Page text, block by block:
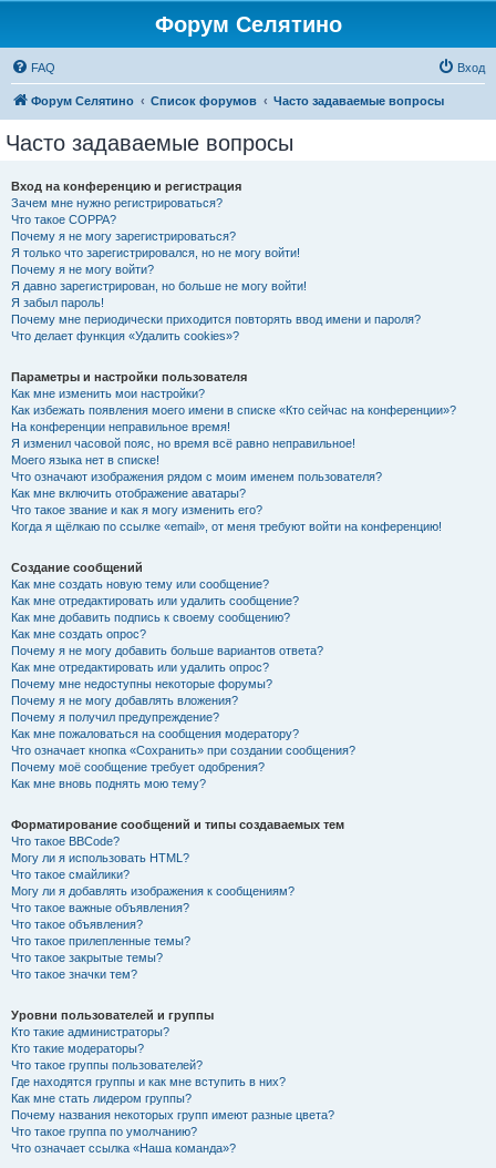
Форум Селятино
FAQ Вход
Форум Селятино Список форумов Часто задаваемые вопросы
Часто задаваемые вопросы
Вход на конференцию и регистрация
Зачем мне нужно регистрироваться?
Что такое COPPA?
Почему я не могу зарегистрироваться?
Я только что зарегистрировался, но не могу войти!
Почему я не могу войти?
Я давно зарегистрирован, но больше не могу войти!
Я забыл пароль!
Почему мне периодически приходится повторять ввод имени и пароля?
Что делает функция «Удалить cookies»?
Параметры и настройки пользователя
Как мне изменить мои настройки?
Как избежать появления моего имени в списке «Кто сейчас на конференции»?
На конференции неправильное время!
Я изменил часовой пояс, но время всё равно неправильное!
Моего языка нет в списке!
Что означают изображения рядом с моим именем пользователя?
Как мне включить отображение аватары?
Что такое звание и как я могу изменить его?
Когда я щёлкаю по ссылке «email», от меня требуют войти на конференцию!
Создание сообщений
Как мне создать новую тему или сообщение?
Как мне отредактировать или удалить сообщение?
Как мне добавить подпись к своему сообщению?
Как мне создать опрос?
Почему я не могу добавить больше вариантов ответа?
Как мне отредактировать или удалить опрос?
Почему мне недоступны некоторые форумы?
Почему я не могу добавлять вложения?
Почему я получил предупреждение?
Как мне пожаловаться на сообщения модератору?
Что означает кнопка «Сохранить» при создании сообщения?
Почему моё сообщение требует одобрения?
Как мне вновь поднять мою тему?
Форматирование сообщений и типы создаваемых тем
Что такое BBCode?
Могу ли я использовать HTML?
Что такое смайлики?
Могу ли я добавлять изображения к сообщениям?
Что такое важные объявления?
Что такое объявления?
Что такое прилепленные темы?
Что такое закрытые темы?
Что такое значки тем?
Уровни пользователей и группы
Кто такие администраторы?
Кто такие модераторы?
Что такое группы пользователей?
Где находятся группы и как мне вступить в них?
Как мне стать лидером группы?
Почему названия некоторых групп имеют разные цвета?
Что такое группа по умолчанию?
Что означает ссылка «Наша команда»?